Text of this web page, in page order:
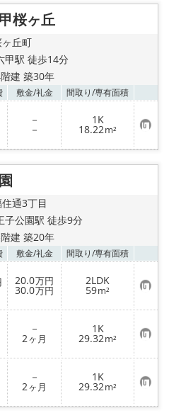
り
桜ヶ丘
丘町
甲駅 徒歩14分
建 築30年
敷金/礼金 間取り/専有面積
－
－
1K
18.22m² お
気
に
り
通3丁目
子公園駅 徒歩9分
建 築20年
敷金/礼金 間取り/専有面積
20.0万円
30.0万円
2LDK
59m² お
気
に
入
り
登
録
－
2ヶ月
1K
29.32m² お
気
に
入
り
登
録
－
2ヶ月
1K
29.32m² お
気
に